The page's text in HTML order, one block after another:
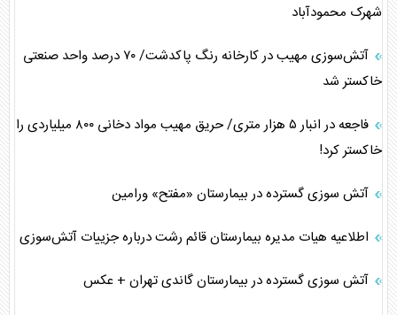
شهرک محمودآباد
آتش‌سوزی مهیب در کارخانه رنگ پاکدشت/ ۷۰ درصد واحد صنعتی
خاکستر شد
فاجعه در انبار ۵ هزار متری/ حریق مهیب مواد دخانی ۸۰۰ میلیاردی را
خاکستر کرد!
آتش سوزی گسترده در بیمارستان «مفتح» ورامین
اطلاعیه هیات مدیره بیمارستان قائم رشت درباره جزییات آتش‌سوزی
آتش سوزی گسترده در بیمارستان گاندی تهران + عکس